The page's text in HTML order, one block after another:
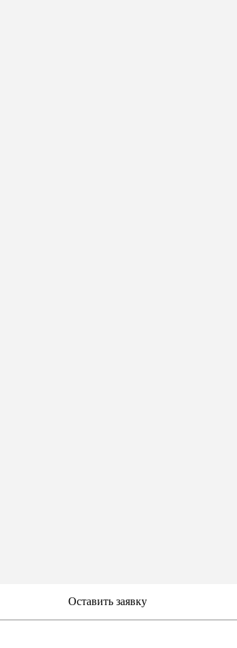
Оставить заявку